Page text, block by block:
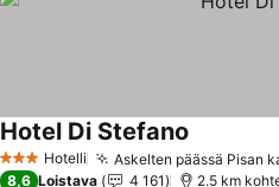
3 Tähtiluokitus
Hotelli Askelten päässä Pisan
Hotel Di Stefano
8,6 Loistava 4 161 2.5 km